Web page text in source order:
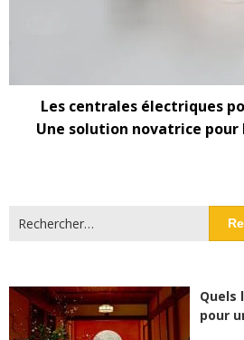
Les centrales électriques
Une solution novatrice pour
Quels
pour